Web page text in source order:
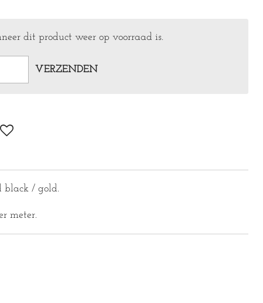
dit product weer op voorraad is.
VERZENDEN
black / gold.
meter.